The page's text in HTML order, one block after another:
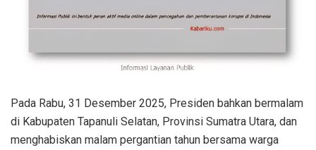
Pada Rabu, 31 Desember 2025, Presiden bahkan bermalam
di Kabupaten Tapanuli Selatan, Provinsi Sumatra Utara, dan
menghabiskan malam pergantian tahun bersama warga